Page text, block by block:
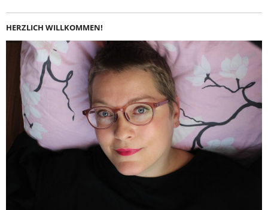
HERZLICH WILLKOMMEN!